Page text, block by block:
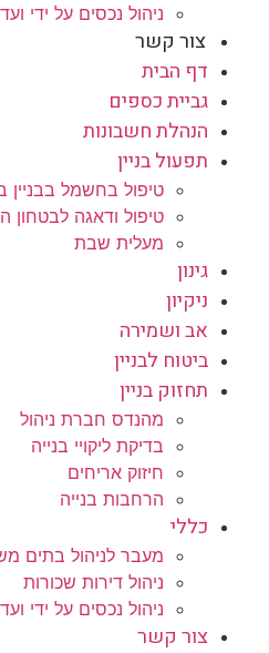
ניהול נכסים על ידי
צור קשר
דף הבית
גביית כספים
הנהלת חשבונות
תפעול בניין
טיפול בחשמל בבניין
טיפול ודאגה לבטחון
מעלית שבת
גינון
ניקיון
אב ושמירה
ביטוח לבניין
תחזוק בניין
מהנדס חברת ניהול
בדיקת ליקויי בנייה
חיזוק אריחים
הרחבות בנייה
כללי
מעבר לניהול בתים
ניהול דירות שכורות
ניהול נכסים על ידי
צור קשר